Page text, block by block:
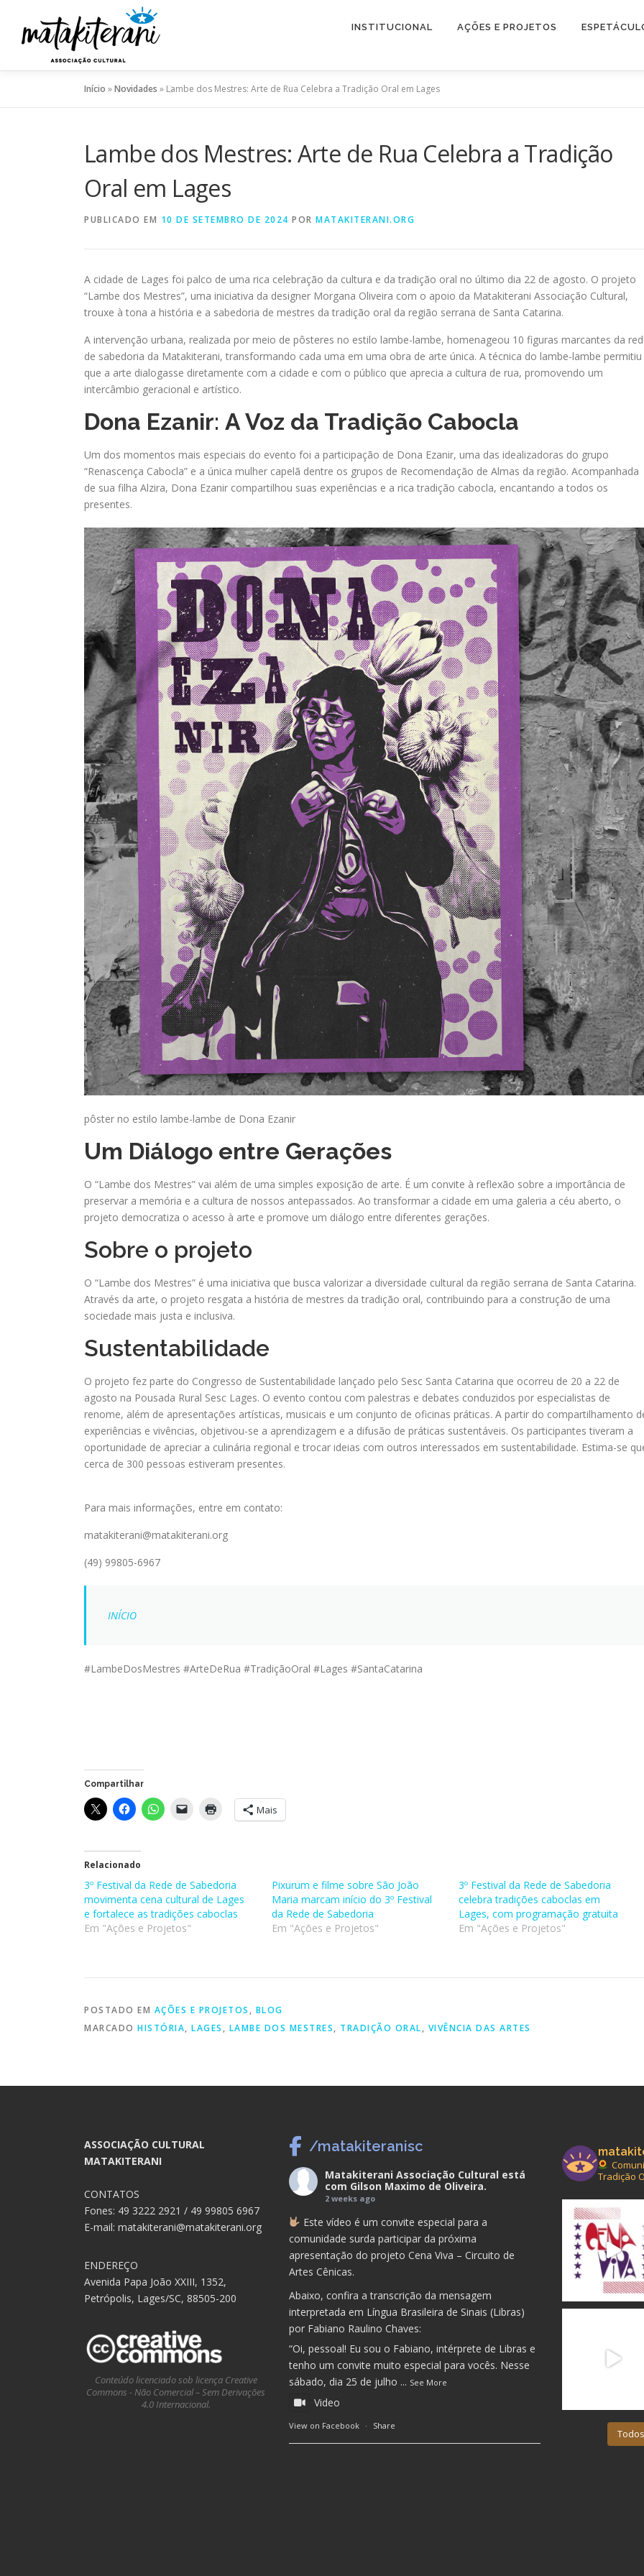
INSTITUCIONAL AÇÕES E PROJETOS
Início »Novidades » Lambe dos Mestres: Arte de Rua Celebra a Tradição Oral em Lages
Lambe dos Mestres: Arte de Rua Celebra a Tradição
Oral em Lages
PUBLICADO EM 10 DE SETEMBRO DE 2024 POR MATAKITERANI.ORG
A cidade de Lages foi palco de uma rica celebração da cultura e da tradição oral no último dia 22 de agosto. O projeto
“Lambe dos Mestres”, uma iniciativa da designer Morgana Oliveira com o apoio da Matakiterani Associação Cultural,
trouxe à tona a história e a sabedoria de mestres da tradição oral da região serrana de Santa Catarina.
A intervenção urbana, realizada por meio de pôsteres no estilo lambe-lambe, homenageou 10 figuras marcantes da
de sabedoria da Matakiterani, transformando cada uma em uma obra de arte única. A técnica do lambe-lambe permitiu
que a arte dialogasse diretamente com a cidade e com o público que aprecia a cultura de rua, promovendo um
intercâmbio geracional e artístico.
Dona Ezanir: A Voz da Tradição Cabocla
Um dos momentos mais especiais do evento foi a participação de Dona Ezanir, uma das idealizadoras do grupo
“Renascença Cabocla” e a única mulher capelã dentre os grupos de Recomendação de Almas da região. Acompanhada
de sua filha Alzira, Dona Ezanir compartilhou suas experiências e a rica tradição cabocla, encantando a todos os
presentes.
pôster no estilo lambe-lambe de Dona Ezanir
Um Diálogo entre Gerações
O “Lambe dos Mestres” vai além de uma simples exposição de arte. É um convite à reflexão sobre a importância de
preservar a memória e a cultura de nossos antepassados. Ao transformar a cidade em uma galeria a céu aberto, o
projeto democratiza o acesso à arte e promove um diálogo entre diferentes gerações.
Sobre o projeto
O “Lambe dos Mestres” é uma iniciativa que busca valorizar a diversidade cultural da região serrana de Santa Catarina.
Através da arte, o projeto resgata a história de mestres da tradição oral, contribuindo para a construção de uma
sociedade mais justa e inclusiva.
Sustentabilidade
O projeto fez parte do Congresso de Sustentabilidade lançado pelo Sesc Santa Catarina que ocorreu de 20 a 22 de
agosto na Pousada Rural Sesc Lages. O evento contou com palestras e debates conduzidos por especialistas de
renome, além de apresentações artísticas, musicais e um conjunto de oficinas práticas. A partir do compartilhamento
experiências e vivências, objetivou-se a aprendizagem e a difusão de práticas sustentáveis. Os participantes tiveram a
oportunidade de apreciar a culinária regional e trocar ideias com outros interessados em sustentabilidade. Estima-se
cerca de 300 pessoas estiveram presentes.
Para mais informações, entre em contato:
matakiterani@matakiterani.org
(49) 99805-6967
INÍCIO
#LambeDosMestres #ArteDeRua #TradiçãoOral #Lages #SantaCatarina
Compartilhar
Mais
Relacionado
3º Festival da Rede de Sabedoria
movimenta cena cultural de Lages
e fortalece as tradições caboclas
Em "Ações e Projetos"
Pixurum e filme sobre São João
Maria marcam início do 3º Festival
da Rede de Sabedoria
Em "Ações e Projetos"
3º Festival da Rede de Sabedoria
celebra tradições caboclas em
Lages, com programação gratuita
Em "Ações e Projetos"
POSTADO EM AÇÕES E PROJETOS , BLOG
MARCADO HISTÓRIA, LAGES , LAMBE DOS MESTRES, TRADIÇÃO ORAL, VIVÊNCIA DAS ARTES
ASSOCIAÇÃO CULTURAL
MATAKITERANI
CONTATOS
Fones: 49 3222 2921 / 49 99805 6967
E-mail: matakiterani@matakiterani.org
ENDEREÇO
Avenida Papa João XXIII, 1352,
Petrópolis, Lages/SC, 88505-200
Conteúdo licenciado sob licença Creative
Commons - Não Comercial – Sem Derivações
4.0 Internacional.
/matakiteranisc
Matakiterani Associação Cultural está
com Gilson Maximo de Oliveira.
2 weeks ago
Este vídeo é um convite especial para a
comunidade surda participar da próxima
apresentação do projeto Cena Viva – Circuito de
Artes Cênicas.
Abaixo, confira a transcrição da mensagem
interpretada em Língua Brasileira de Sinais (Libras)
por Fabiano Raulino Chaves:
“Oi, pessoal! Eu sou o Fabiano, intérprete de Libras e
tenho um convite muito especial para vocês. Nesse
sábado, dia 25 de julho ... See More
Video
View on Facebook · Share
Tradição